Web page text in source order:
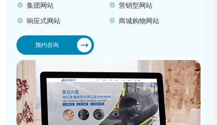
集团网站
营销型网站
响应式网站
商城购物网站
预约咨询